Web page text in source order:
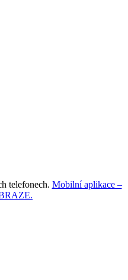
telefonech. Mobilní aplikace –